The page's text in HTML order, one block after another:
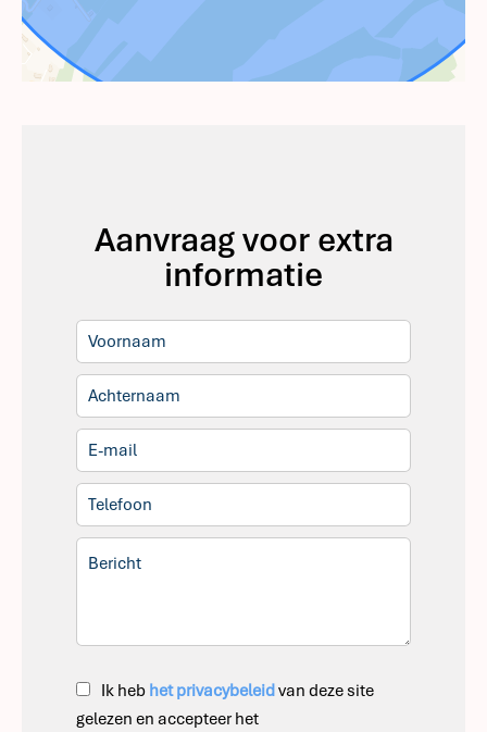
Aanvraag voor extra
informatie
Ik heb het privacybeleidvan deze site
gelezen en accepteer het